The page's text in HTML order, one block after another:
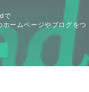
で
ホームページやブログをつ